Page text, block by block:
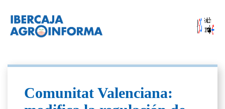
Comunitat Valenciana: